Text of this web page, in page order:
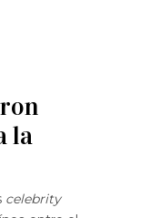
la
celebrity